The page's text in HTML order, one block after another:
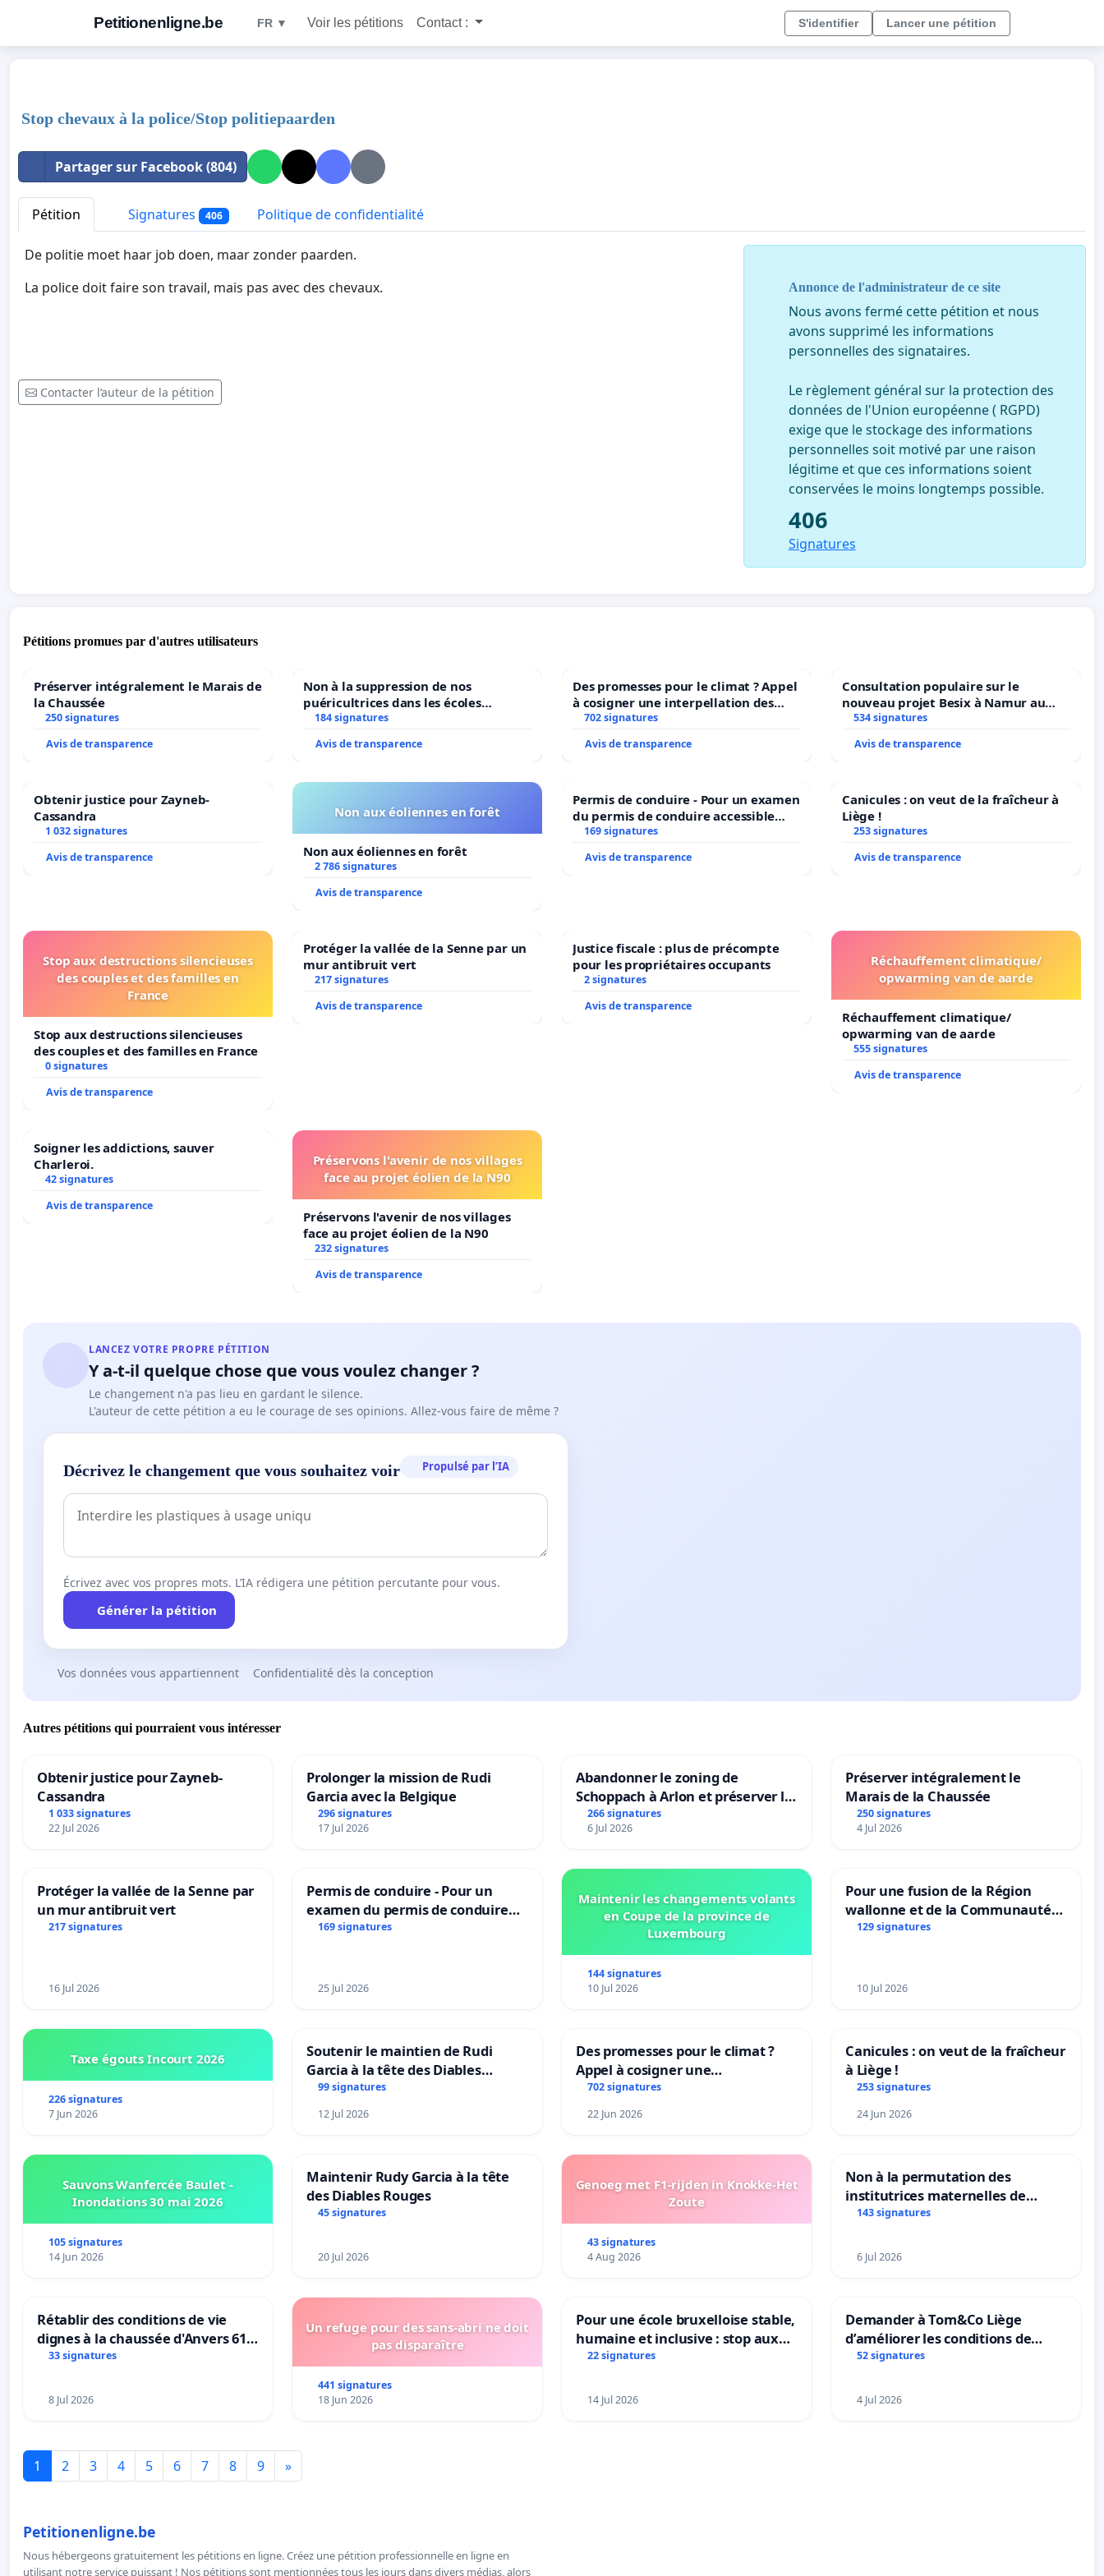
Petitionenligne.be FR ▼ Voir les pétitions Contact : S'identifier Lancer une pétition
Stop chevaux à la police/Stop politiepaarden
Partager sur Facebook (804)
Pétition Signatures 406 Politique de confidentialité
De politie moet haar job doen, maar zonder paarden.
La police doit faire son travail, mais pas avec des chevaux.
Contacter l’auteur de la pétition
Annonce de l'administrateur de ce site
Nous avons fermé cette pétition et nous
avons supprimé les informations
personnelles des signataires.
Le règlement général sur la protection des
données de l'Union européenne ( RGPD)
exige que le stockage des informations
personnelles soit motivé par une raison
légitime et que ces informations soient
conservées le moins longtemps possible.
406
Signatures
Pétitions promues par d'autres utilisateurs
Préserver intégralement le Marais de
la Chaussée
250 signatures
Avis de transparence
Non à la suppression de nos
puéricultrices dans les écoles
communale de Flémalle !
184 signatures
Avis de transparence
Des promesses pour le climat ? Appel
à cosigner une interpellation des
ministres wallons du climat et de
702 signatures
Avis de transparence
Consultation populaire sur le
nouveau projet Besix à Namur au
Parc Léopold ?
534 signatures
Avis de transparence
Obtenir justice pour Zayneb-
Cassandra
1 032 signatures
Avis de transparence
Non aux éoliennes en forêt
Non aux éoliennes en forêt
2 786 signatures
Avis de transparence
Permis de conduire - Pour un examen
du permis de conduire accessible
dans plusieurs langues à Bruxelles
169 signatures
Avis de transparence
Canicules : on veut de la fraîcheur à
Liège !
253 signatures
Avis de transparence
Stop aux destructions silencieuses
des couples et des familles en
France
Stop aux destructions silencieuses
des couples et des familles en France
0 signatures
Avis de transparence
Protéger la vallée de la Senne par un
mur antibruit vert
217 signatures
Avis de transparence
Justice fiscale : plus de précompte
pour les propriétaires occupants
2 signatures
Avis de transparence
Réchauffement climatique/
opwarming van de aarde
Réchauffement climatique/
opwarming van de aarde
555 signatures
Avis de transparence
Soigner les addictions, sauver
Charleroi.
42 signatures
Avis de transparence
Préservons l'avenir de nos villages
face au projet éolien de la N90
Préservons l'avenir de nos villages
face au projet éolien de la N90
232 signatures
Avis de transparence
LANCEZ VOTRE PROPRE PÉTITION
Y a-t-il quelque chose que vous voulez changer ?
Le changement n'a pas lieu en gardant le silence.
L'auteur de cette pétition a eu le courage de ses opinions. Allez-vous faire de même ?
Décrivez le changement que vous souhaitez voir Propulsé par l’IA
Écrivez avec vos propres mots. L’IA rédigera une pétition percutante pour vous.
Générer la pétition
Vos données vous appartiennent Confidentialité dès la conception
Autres pétitions qui pourraient vous intéresser
Obtenir justice pour Zayneb-
Cassandra
1 033 signatures
22 Jul 2026
Prolonger la mission de Rudi
Garcia avec la Belgique
296 signatures
17 Jul 2026
Abandonner le zoning de
Schoppach à Arlon et préserver le
site naturel
266 signatures
6 Jul 2026
Préserver intégralement le
Marais de la Chaussée
250 signatures
4 Jul 2026
Protéger la vallée de la Senne par
un mur antibruit vert
217 signatures
16 Jul 2026
Permis de conduire - Pour un
examen du permis de conduire
accessible dans plusieurs langues
169 signatures
25 Jul 2026
Maintenir les changements volants
en Coupe de la province de
Luxembourg
144 signatures
10 Jul 2026
Pour une fusion de la Région
wallonne et de la Communauté
française (Fédération Wallonie-
129 signatures
10 Jul 2026
Taxe égouts Incourt 2026
226 signatures
7 Jun 2026
Soutenir le maintien de Rudi
Garcia à la tête des Diables
Rouges |Teken voor het behoud
van Rudi Garcia als bondscoach
99 signatures
12 Jul 2026
Des promesses pour le climat ?
Appel à cosigner une
interpellation des ministres
wallons du climat et de
l’environnement.
702 signatures
22 Jun 2026
Canicules : on veut de la fraîcheur
à Liège !
253 signatures
24 Jun 2026
Sauvons Wanfercée Baulet -
Inondations 30 mai 2026
105 signatures
14 Jun 2026
Maintenir Rudy Garcia à la tête
des Diables Rouges
45 signatures
20 Jul 2026
Genoeg met F1-rijden in Knokke-Het
Zoute
43 signatures
4 Aug 2026
Non à la permutation des
institutrices maternelles de
Bléharies et Laplaigne !
enfants.
143 signatures
6 Jul 2026
Rétablir des conditions de vie
dignes à la chaussée d'Anvers 61
et 63
33 signatures
8 Jul 2026
Un refuge pour des sans-abri ne doit
pas disparaître
441 signatures
18 Jun 2026
Pour une école bruxelloise stable,
humaine et inclusive : stop aux
réformes qui fragilisent le
22 signatures
14 Jul 2026
Demander à Tom&Co Liège
d’améliorer les conditions de
présentation des animaux et de
en magasin
52 signatures
4 Jul 2026
1 2 3 4 5 6 7 8 9 »
Petitionenligne.be
Nous hébergeons gratuitement les pétitions en ligne. Créez une pétition professionnelle en ligne en
utilisant notre service puissant ! Nos pétitions sont mentionnées tous les jours dans divers médias, alors